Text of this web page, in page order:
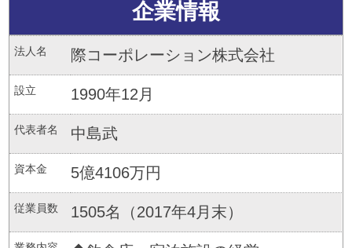
企業情報
法人名 際コーポレーション株式会社
設立 1990年12月
代表者名 中島武
資本金 5億4106万円
従業員数 1505名（2017年4月末）